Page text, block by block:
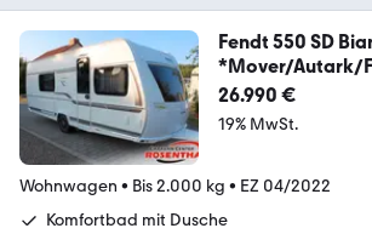
Fendt 550 SD
*Mover/Autark/
26.990 €
19% MwSt.
Wohnwagen • Bis 2.000 kg • EZ 04/2022
Komfortbad mit Dusche